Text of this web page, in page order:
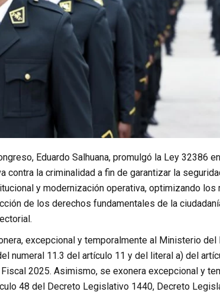
Eduardo Salhuana, promulgó la Ley 32386
contra la criminalidad a fin de garantizar la
y modernización operativa, optimizando
de los derechos fundamentales de la
excepcional y temporalmente al Ministerio
numeral 11.3 del artículo 11 y del literal a) del
2025. Asimismo, se exonera excepcional y
48 del Decreto Legislativo 1440, Decreto